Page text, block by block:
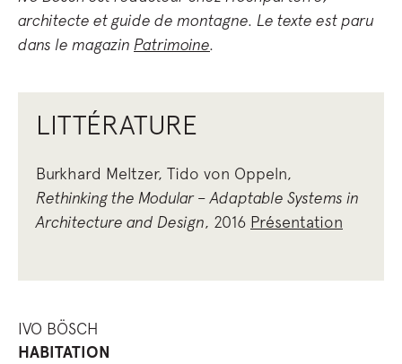
architecte et guide de montagne. Le texte est paru
dans le magazin Patrimoine.
LITTÉRATURE
Burkhard Meltzer, Tido von Oppeln,
Rethinking the Modular – Adaptable Systems in
Architecture and Design, 2016 Présentation
IVO BÖSCH
HABITATION